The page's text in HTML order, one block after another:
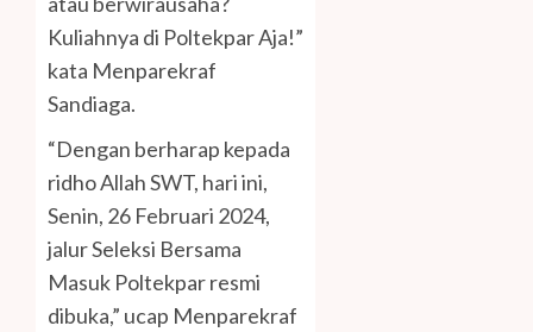
Kuliahnya di Poltekpar Aja!”
kata Menparekraf
Sandiaga.
“Dengan berharap kepada
ridho Allah SWT, hari ini,
Senin, 26 Februari 2024,
jalur Seleksi Bersama
Masuk Poltekpar resmi
dibuka,” ucap Menparekraf